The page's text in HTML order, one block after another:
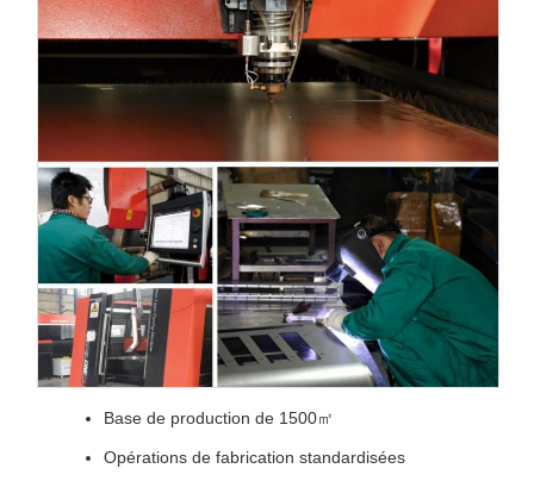
Base de production de 1500㎡
Opérations de fabrication standardisées